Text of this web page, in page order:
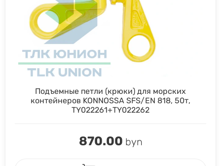
Подъемные петли (крюки) для морских
контейнеров KONNOSSA SFS/EN 818, 50т,
TY022261+TY022262
870.00 byn